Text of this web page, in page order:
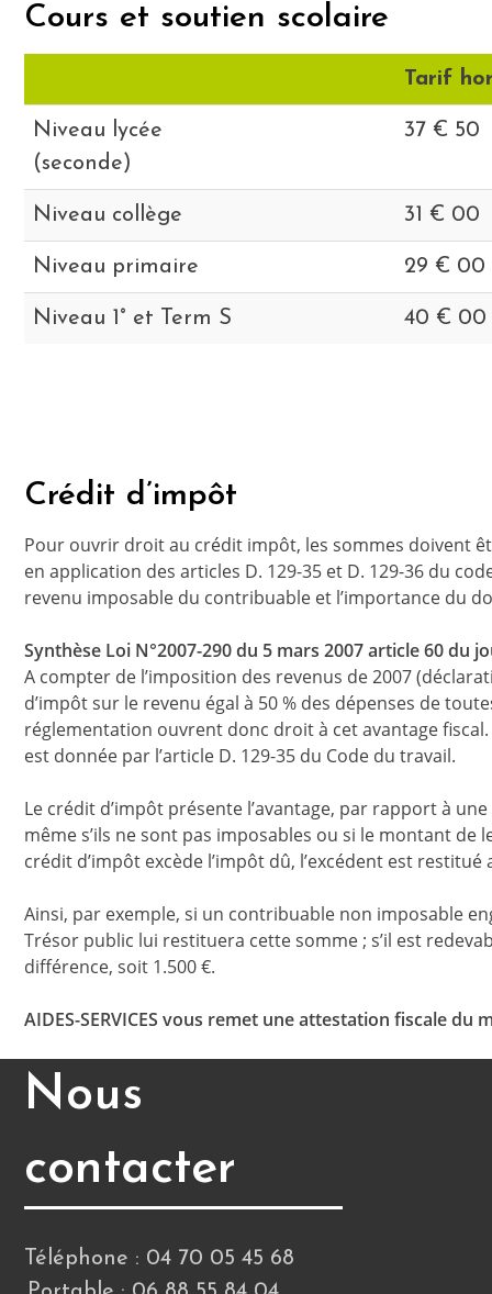
Cours et soutien scolaire
Tarif
Niveau lycée
(seconde)
37 € 50
Niveau collège 31 € 00
Niveau primaire 29 € 00
Niveau 1° et Term S 40 € 00
Crédit d’impôt
Pour ouvrir droit au crédit impôt, les sommes doivent
en application des articles D. 129-35 et D. 129-36 du
revenu imposable du contribuable et l’importance du
Synthèse Loi N°2007-290 du 5 mars 2007 article 60 du
A compter de l’imposition des revenus de 2007
d’impôt sur le revenu égal à 50 % des dépenses de
réglementation ouvrent donc droit à cet avantage
est donnée par l’article D. 129-35 du Code du travail.
Le crédit d’impôt présente l’avantage, par rapport à
même s’ils ne sont pas imposables ou si le montant
crédit d’impôt excède l’impôt dû, l’excédent est
Ainsi, par exemple, si un contribuable non imposable
Trésor public lui restituera cette somme ; s’il est
différence, soit 1.500 €.
AIDES-SERVICES vous remet une attestation fiscale
Nous
contacter
Téléphone : 04 70 05 45 68